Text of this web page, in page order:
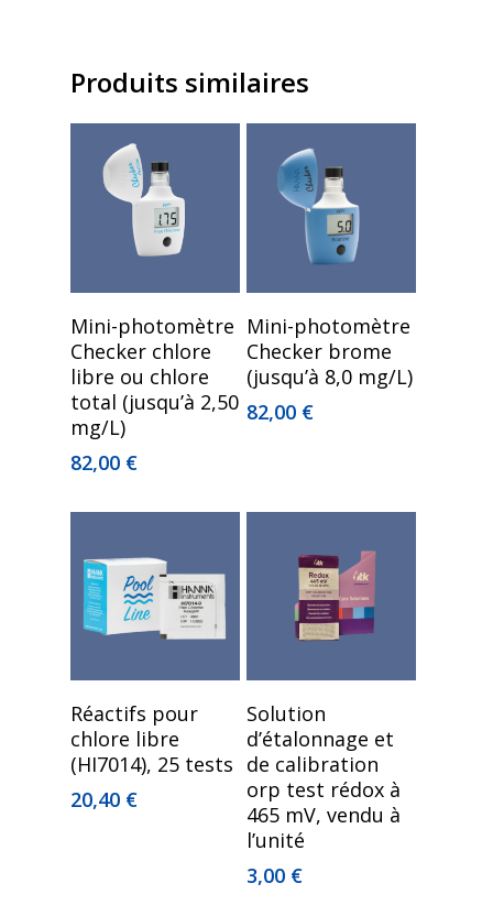
Produits similaires
Ajouter Au Panier
Mini-photomètre
Checker chlore
libre ou chlore
total (jusqu’à 2,50
mg/L)
82,00 €
Ajouter Au Panier
Mini-photomètre
Checker brome
(jusqu’à 8,0 mg/L)
82,00 €
Lire La Suite
Réactifs pour
chlore libre
(HI7014), 25 tests
20,40 €
Ajouter Au Panier
Solution
d’étalonnage et
de calibration
orp test rédox à
465 mV, vendu à
l’unité
3,00 €